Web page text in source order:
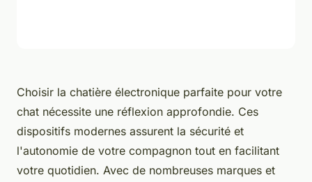
Choisir la chatière électronique parfaite pour votre
chat nécessite une réflexion approfondie. Ces
dispositifs modernes assurent la sécurité et
l'autonomie de votre compagnon tout en facilitant
votre quotidien. Avec de nombreuses marques et